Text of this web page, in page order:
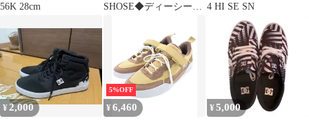
56K 28cm
SHOSE◆ディーシーシ
4 HI SE SN
¥2,000
5%OFF
¥6,460 ¥ 5,000